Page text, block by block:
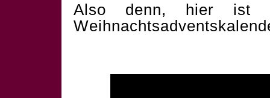
Also denn, hier ist